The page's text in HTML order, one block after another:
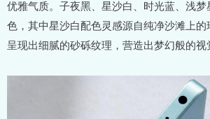
优雅气质。子夜黑、星沙白、时光蓝、浅
色，其中星沙白配色灵感源自纯净沙滩上
呈现出细腻的砂砾纹理，营造出梦幻般的视